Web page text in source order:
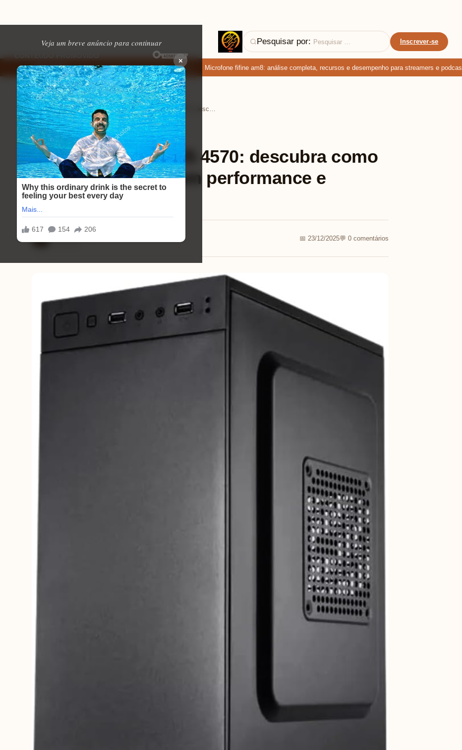
Veja um breve anúncio para continuar
×
Pesquisar por: Inscrever-se
EM ALTA
baixar: apps de namoro que permitem enviar fotos e vídeos Microfone fifine am8: análise completa, recursos e desempenho para streamers e podcasters
Home › Eletrônicos ›
Eletrônicos ⏱ 9 min de leitura
Review Intel Core i5 4570: descubra como
turbinar seu PC com performance e
agilidade
Mariana Souza
23/12/2025
📅 23/12/2025💬 0 comentários